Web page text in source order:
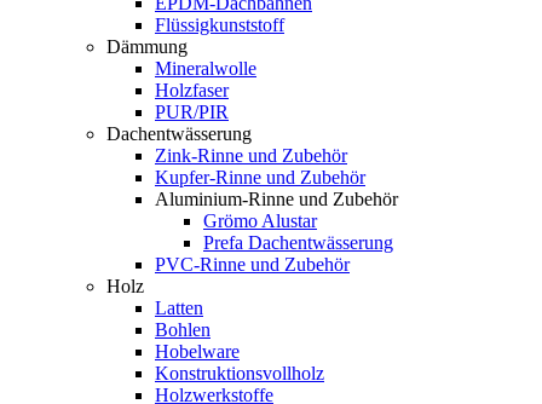
Flüssigkunststoff
Dämmung
Mineralwolle
Holzfaser
PUR/PIR
Dachentwässerung
Zink-Rinne und Zubehör
Kupfer-Rinne und Zubehör
Aluminium-Rinne und Zubehör
Grömo Alustar
Prefa Dachentwässerung
PVC-Rinne und Zubehör
Holz
Latten
Bohlen
Hobelware
Konstruktionsvollholz
Holzwerkstoffe